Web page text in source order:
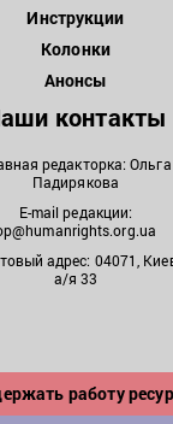
Инструкции
Колонки
Анонсы
контакты
редакторка: Ольга
Падирякова
E-mail редакции:
адрес: 04071,
а/я 33
работу